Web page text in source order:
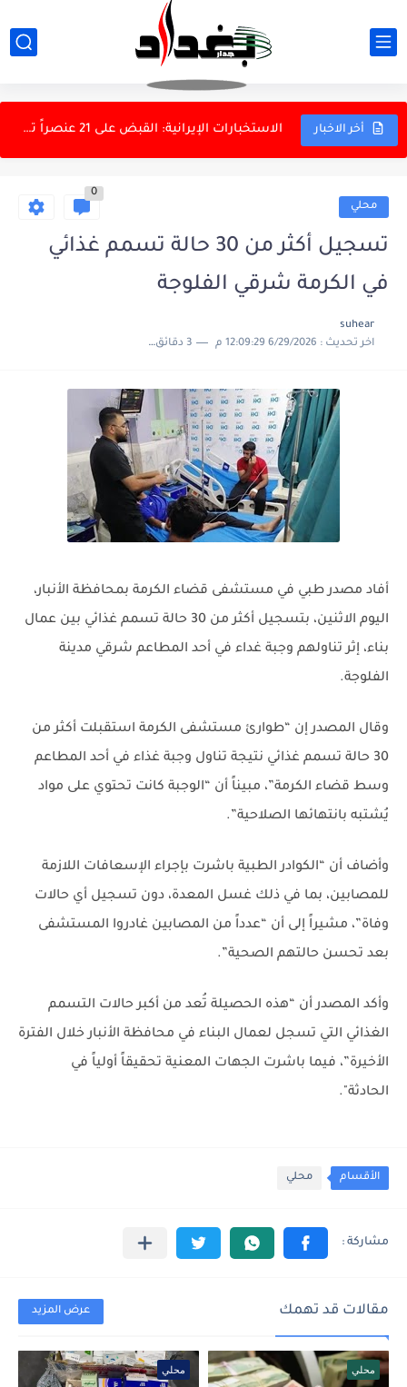
أخر الاخبار
وزير النفط يبحث مع إكسون موبيل مشروع مجنون المتكامل
الاستخبارات الإيرانية: القبض على 21 عنصراً تابعين للموساد في كرمان
قائد القوات الجوفضائية يشكر بسيجيي كاشان محلي
0
تسجيل أكثر من 30 حالة تسمم غذائي
في الكرمة شرقي الفلوجة
suhear
اخر تحديث : 6/29/2026 12:09:29 م 3 دقائق للقراءة
أفاد مصدر طبي في مستشفى قضاء الكرمة بمحافظة الأنبار،
اليوم الاثنين، بتسجيل أكثر من 30 حالة تسمم غذائي بين عمال
بناء، إثر تناولهم وجبة غداء في أحد المطاعم شرقي مدينة
الفلوجة.
وقال المصدر إن “طوارئ مستشفى الكرمة استقبلت أكثر من
30 حالة تسمم غذائي نتيجة تناول وجبة غذاء في أحد المطاعم
وسط قضاء الكرمة”، مبيناً أن “الوجبة كانت تحتوي على مواد
يُشتبه بانتهائها الصلاحية”.
وأضاف أن “الكوادر الطبية باشرت بإجراء الإسعافات اللازمة
للمصابين، بما في ذلك غسل المعدة، دون تسجيل أي حالات
وفاة”، مشيراً إلى أن “عدداً من المصابين غادروا المستشفى
بعد تحسن حالتهم الصحية”.
وأكد المصدر أن “هذه الحصيلة تُعد من أكبر حالات التسمم
الغذائي التي تسجل لعمال البناء في محافظة الأنبار خلال الفترة
الأخيرة”، فيما باشرت الجهات المعنية تحقيقاً أولياً في
الحادثة".
الأقسام محلي
مقالات قد تهمك عرض المزيد
محلي محلي